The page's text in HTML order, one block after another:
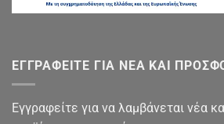
ΕΓΓΡΑΦΕΙΤΕ ΓΙΑ ΝΕΑ ΚΑΙ
Εγγραφείτε για να λαμβάνεται νέα